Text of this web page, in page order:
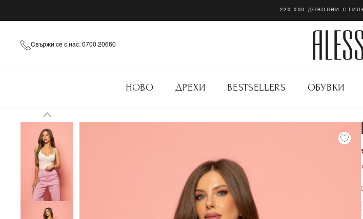
220,000 ДОВОЛНИ
Свържи се с нас: 0700 20660
НОВО ДРЕХИ BESTSELLERS ОБУВКИ